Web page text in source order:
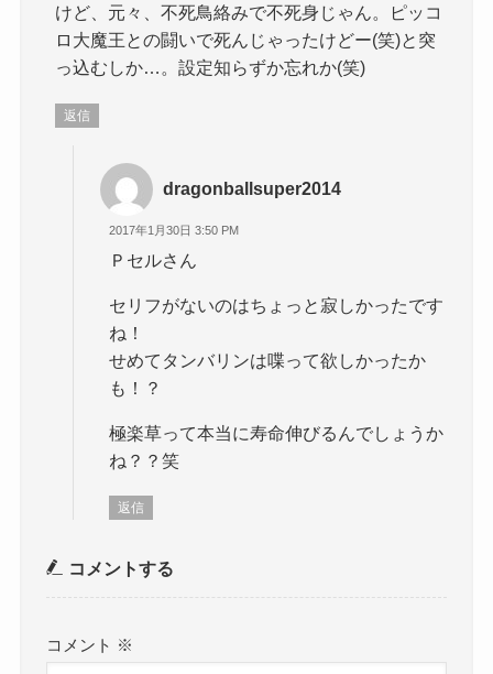
けど、元々、不死鳥絡みで不死身じゃん。ピッコ
ロ大魔王との闘いで死んじゃったけどー(笑)と突
っ込むしか…。設定知らずか忘れか(笑)
返信
dragonballsuper2014
2017年1月30日 3:50 PM
Ｐセルさん
セリフがないのはちょっと寂しかったです
ね！
せめてタンバリンは喋って欲しかったか
も！？
極楽草って本当に寿命伸びるんでしょうか
ね？？笑
返信
コメントする
コメント ※